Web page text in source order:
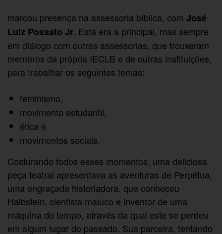
marcou presença na assessoria bíblica, comJosé
Luiz Possato Jr. Esta era a principal, mas sempre
em diálogo com outras assessorias, que trouxeram
membros da própria IECLB e de outras instituições,
para trabalhar os seguintes temas:
feminismo,
movimento estudantil,
ética e
movimentos sociais.
Costurando todos esses momentos, uma deliciosa
peça teatral apresentava as aventuras de Perpétua,
uma engraçada historiadora, que conheceu
Halbstein, cientista maluco e inventor de uma
máquina do tempo, através da qual este se perdeu
em algum lugar do passado. Sua parceira, tentando